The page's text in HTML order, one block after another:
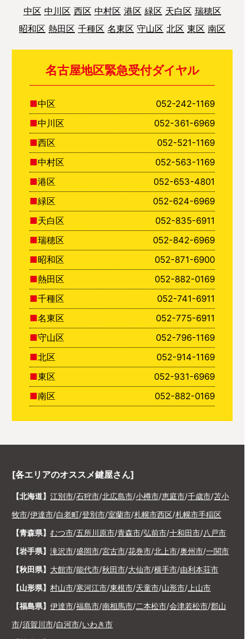
中区 中川区 西区 中村区 港区 緑区 天白区 瑞穂区
昭和区 熱田区 千種区 名東区 守山区 北区 東区 南区
名古屋地区緊急受付ダイヤル
中区
052-242-1169
中川区
052-361-6969
西区
052-521-1169
中村区
052-563-1169
港区
052-653-4801
緑区
052-624-6969
天白区
052-835-6911
瑞穂区
052-842-6969
昭和区
052-871-6900
熱田区
052-882-0169
千種区
052-741-6911
名東区
052-775-6911
守山区
052-796-1169
北区
052-914-1169
東区
052-931-6969
南区
052-882-0169
[各エリアのオススメ鍵屋さん]
【北海道】 江別市/石狩市/北広島市/小樽市/恵庭市/千歳市/苫小
牧市/伊達市/白老町/登別市/室蘭市/札幌市西区/札幌市手稲区
【青森県】 むつ市/五所川原市/青森市/弘前市/十和田市/八戸市
【岩手県】 滝沢市/盛岡市/宮古市/花巻市/北上市/奥州市/一関市
【秋田県】 大館市/能代市/秋田市/大仙市/横手市/由利本荘市
【山形県】 村山市/寒河江市/東根市/天童市/山形市/ 上山市
【福島県】 伊達市/福島市/南相馬市/二本松市/会津若松市/郡山
市/須賀川市/白河市/いわき市